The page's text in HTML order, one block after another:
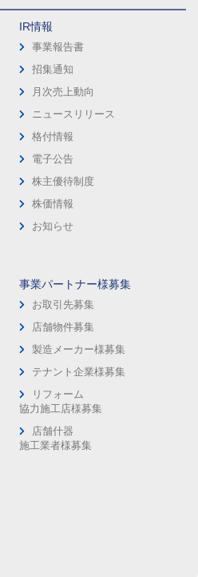
IR情報
事業報告書
招集通知
月次売上動向
ニュースリリース
格付情報
電子公告
株主優待制度
株価情報
お知らせ
事業パートナー様募集
お取引先募集
店舗物件募集
製造メーカー様募集
テナント企業様募集
リフォーム
協力施工店様募集
店舗什器
施工業者様募集